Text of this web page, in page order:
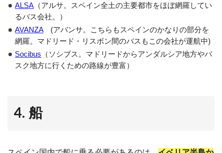
ALSA （アルサ。スペイン全土の主要都市をほぼ網羅してい
るバス会社。）
AVANZA(アバンサ。こちらもスペインのかなりの部分を
網羅。マドリード・リスボン間のバスもこの会社が運航中)
Socibus （ソシブス。マドリードからアンダルシア地方やバ
スク地方に行くための路線が豊富）
4. 船